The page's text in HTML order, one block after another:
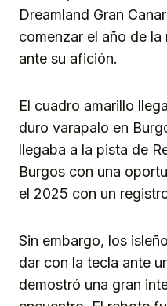
Dreamland Gran
comenzar el año de
ante su afición.
El cuadro amarillo
duro varapalo en
llegaba a la pista de
Burgos con una
el 2025 con un
Sin embargo, los
dar con la tecla ante
demostró una gran